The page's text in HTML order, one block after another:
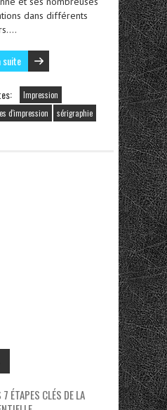
dans différents
suite
Impression
d'impression
sérigraphie
7 ÉTAPES CLÉS DE LA